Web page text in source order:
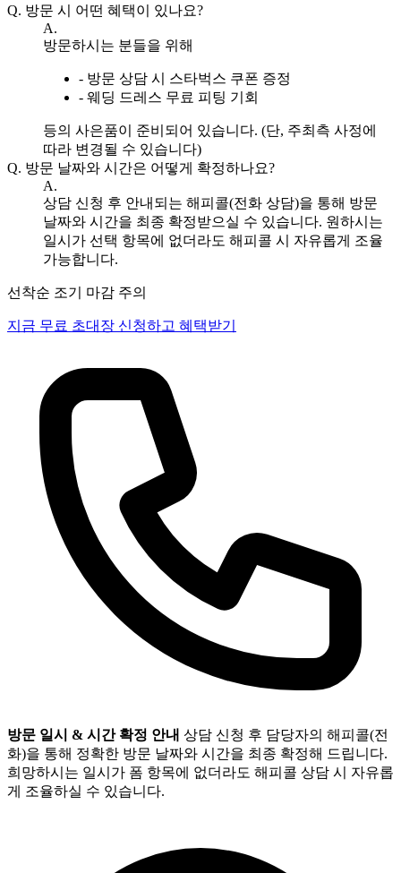
Q. 방문 시 어떤 혜택이 있나요?
A.
방문하시는 분들을 위해
- 방문 상담 시 스타벅스 쿠폰 증정
- 웨딩 드레스 무료 피팅 기회
등의 사은품이 준비되어 있습니다. (단, 주최측 사정에
따라 변경될 수 있습니다)
Q. 방문 날짜와 시간은 어떻게 확정하나요?
A.
상담 신청 후 안내되는 해피콜(전화 상담)을 통해 방문
날짜와 시간을 최종 확정받으실 수 있습니다. 원하시는
일시가 선택 항목에 없더라도 해피콜 시 자유롭게 조율
가능합니다.
선착순 조기 마감 주의
지금 무료 초대장 신청하고 혜택받기
방문 일시 & 시간 확정 안내 상담 신청 후 담당자의 해피콜(전
화)을 통해 정확한 방문 날짜와 시간을 최종 확정해 드립니다.
희망하시는 일시가 폼 항목에 없더라도 해피콜 상담 시 자유롭
게 조율하실 수 있습니다.